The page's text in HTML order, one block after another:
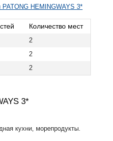
HEMINGWAYS 3*
Количество мест
2
2
2
3*
кухни, морепродукты.